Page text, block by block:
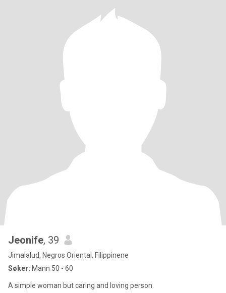
Jeonife, 39
Jimalalud, Negros Oriental, Filippinene
Søker: Mann 50 - 60
A simple woman but caring and loving person.